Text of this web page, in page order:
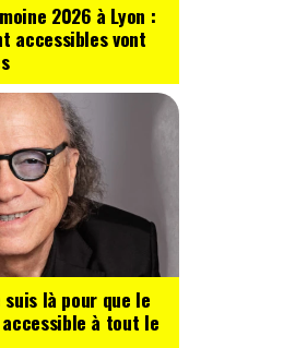
2026 à Lyon :
accessibles vont
là pour que le
à tout le